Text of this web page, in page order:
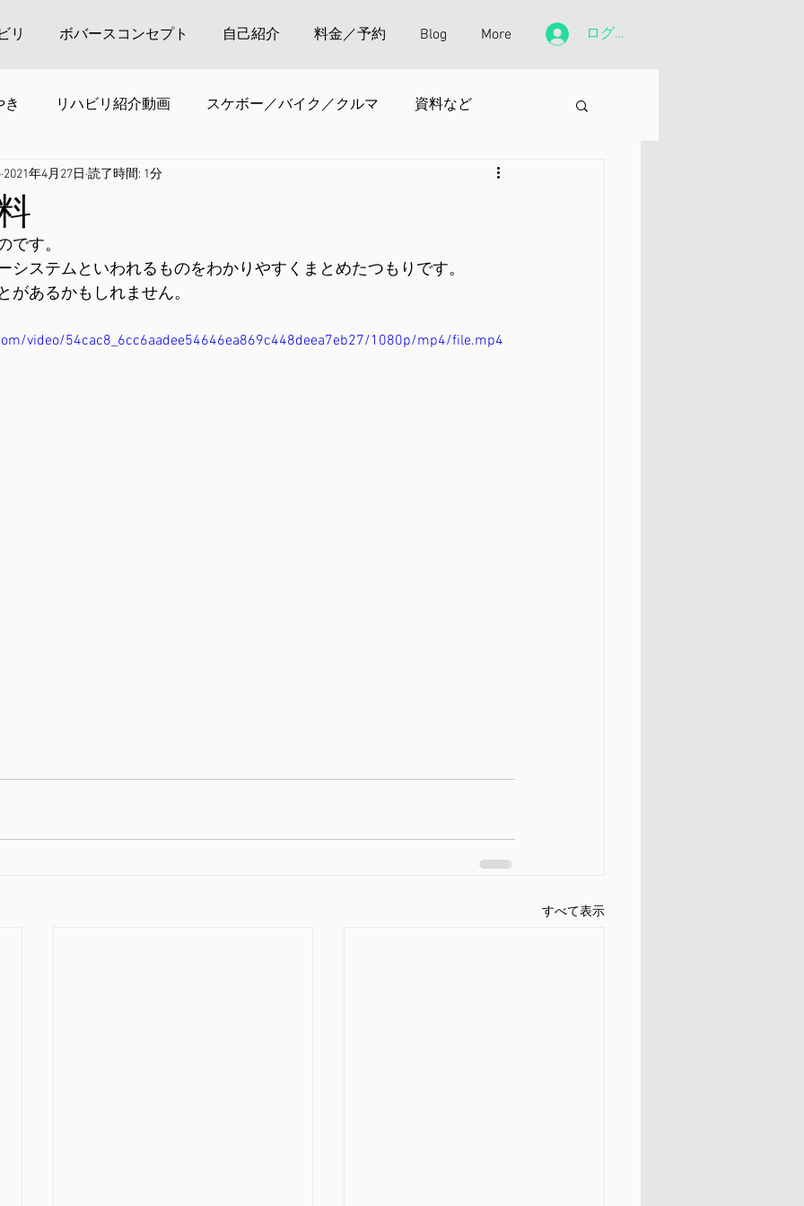
リ ボバースコンセプト 自己紹介 料金／予約 Blog More ログイン
き リハビリ紹介動画 スケボー／バイク／クルマ 資料など
2021年4月27日 読了時間: 1分
です。
システムといわれるものをわかりやすくまとめたつもりです。
があるかもしれません。
video/54cac8_6cc6aadee54646ea869c448deea7eb27/1080p/mp4/file.mp4
すべて表示